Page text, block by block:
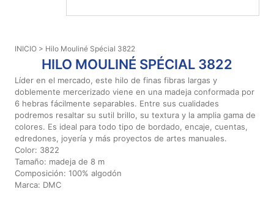
Preguntas
frecuentes
Aviso De
Privacidad
Políticas
Compra
INICIO > Hilo Mouliné Spécial 3822
HILO MOULINÉ SPÉCIAL 3822
Líder en el mercado, este hilo de finas fibras largas y
doblemente mercerizado viene en una madeja conformada por
6 hebras fácilmente separables. Entre sus cualidades
podremos resaltar su sutil brillo, su textura y la amplia gama de
colores. Es ideal para todo tipo de bordado, encaje, cuentas,
edredones, joyería y más proyectos de artes manuales.
Color: 3822
Tamaño: madeja de 8 m
Composición: 100% algodón
Marca: DMC